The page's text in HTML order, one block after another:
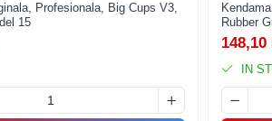
Profesionala, Big Cups V3,
15
Rubber
148,10
IN